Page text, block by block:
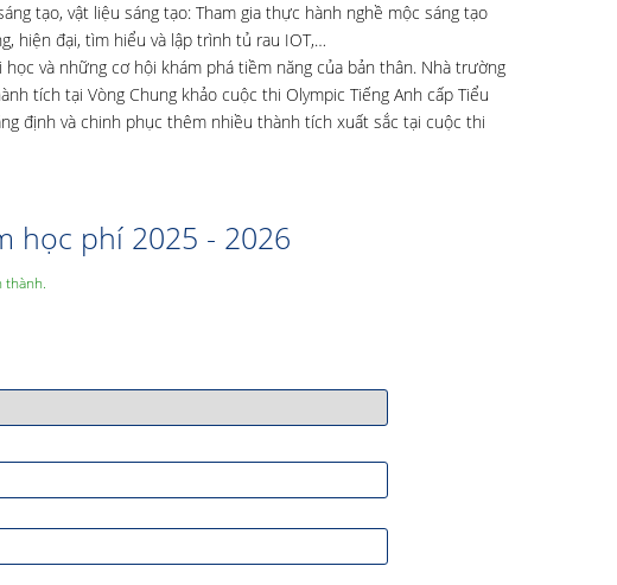
tạo, vật liệu sáng tạo: Tham gia thực hành nghề mộc sáng tạo
hiện đại, tìm hiểu và lập trình tủ rau IOT,…
và những cơ hội khám phá tiềm năng của bản thân. Nhà trường
tích tại Vòng Chung khảo cuộc thi Olympic Tiếng Anh cấp Tiểu
định và chinh phục thêm nhiều thành tích xuất sắc tại cuộc thi
học phí 2025 - 2026
thành.